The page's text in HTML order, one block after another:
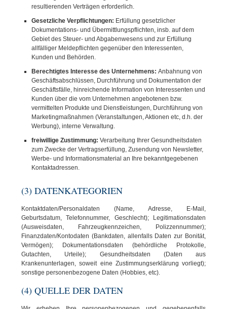
resultierenden Verträgen erforderlich.
Gesetzliche Verpflichtungen: Erfüllung gesetzlicher
Dokumentations- und Übermittlungspflichten, insb. auf dem
Gebiet des Steuer- und Abgabenwesens und zur Erfüllung
allfälliger Meldepflichten gegenüber den Interessenten,
Kunden und Behörden.
Berechtigtes Interesse des Unternehmens: Anbahnung von
Geschäftsabschlüssen, Durchführung und Dokumentation der
Geschäftsfälle, hinreichende Information von Interessenten und
Kunden über die vom Unternehmen angebotenen bzw.
vermittelten Produkte und Dienstleistungen, Durchführung von
Marketingmaßnahmen (Veranstaltungen, Aktionen etc, d.h. der
Werbung), interne Verwaltung.
freiwillige Zustimmung: Verarbeitung Ihrer Gesundheitsdaten
zum Zwecke der Vertragserfüllung, Zusendung von Newsletter,
Werbe- und Informationsmaterial an Ihre bekanntgegebenen
Kontaktadressen.
(3) DATENKATEGORIEN
Kontaktdaten/Personaldaten (Name, Adresse, E-Mail,
Geburtsdatum, Telefonnummer, Geschlecht); Legitimationsdaten
(Ausweisdaten, Fahrzeugkennzeichen, Polizzennummer);
Finanzdaten/Kontodaten (Bankdaten, allenfalls Daten zur Bonität,
Vermögen); Dokumentationsdaten (behördliche Protokolle,
Gutachten, Urteile); Gesundheitsdaten (Daten aus
Krankenunterlagen, soweit eine Zustimmungserklärung vorliegt);
sonstige personenbezogene Daten (Hobbies, etc).
(4) QUELLE DER DATEN